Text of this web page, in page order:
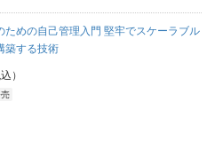
ための自己管理入門 堅牢でスケーラブル
築する技術
）